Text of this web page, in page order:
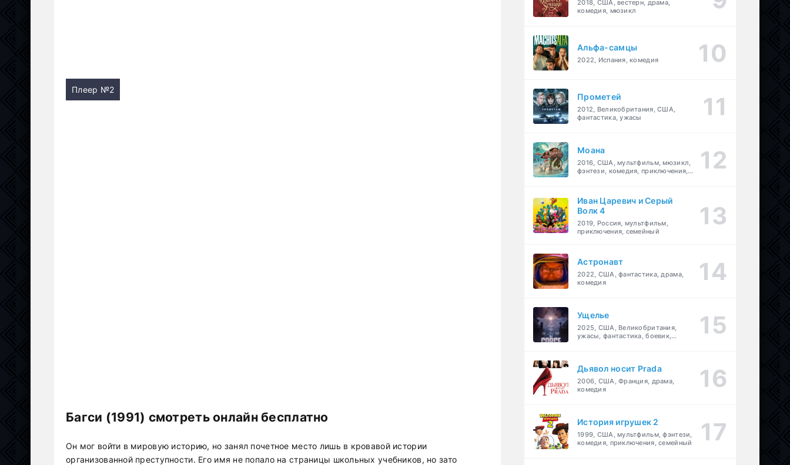
Плеер №2
Багси (1991) смотреть онлайн бесплатно
Он мог войти в мировую историю, но занял почетное место лишь в кровавой истории
организованной преступности. Его имя не попало на страницы школьных учебников, но зато
2018, США, вестерн, драма,
комедия, мюзикл
Альфа-самцы
2022, Испания, комедия
Прометей
2012, Великобритания, США,
фантастика, ужасы
Моана
2016, США, мультфильм, мюзикл,
фэнтези, комедия, приключения,
Иван Царевич и Серый
Волк 4
2019, Россия, мультфильм,
приключения, семейный
Астронавт
2022, США, фантастика, драма,
комедия
Ущелье
2025, США, Великобритания,
ужасы, фантастика, боевик,
Дьявол носит Prada
2006, США, Франция, драма,
комедия
История игрушек 2
1999, США, мультфильм, фэнтези,
комедия, приключения, семейный